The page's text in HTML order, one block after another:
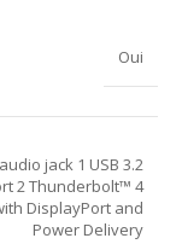
Oui
jack 1 USB 3.2
2 Thunderbolt™ 4
DisplayPort and
Power Delivery